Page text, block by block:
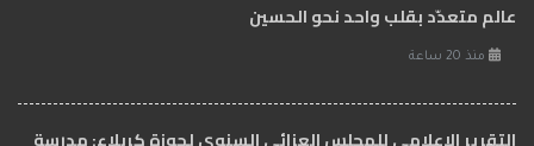
عالم متعدّد بقلب واحد نحو الحسين
منذ 20 ساعة